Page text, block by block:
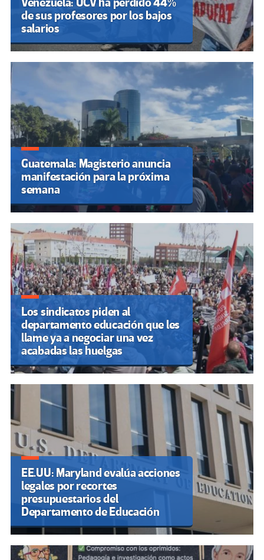
de sus profesores por los bajos
salarios
Guatemala: Magisterio anuncia
manifestación para la próxima
semana
Los sindicatos piden al
departamento educación que les
llame ya a negociar una vez
acabadas las huelgas
EE.UU: Maryland evalúa acciones
legales por recortes
presupuestarios del
Departamento de Educación